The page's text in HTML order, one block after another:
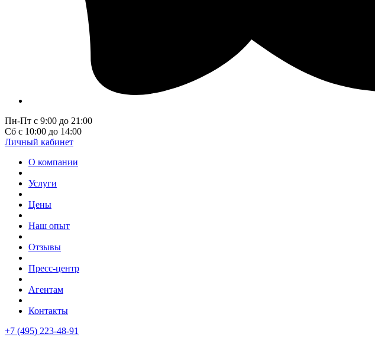
Пн-Пт с 9:00 до 21:00
Сб с 10:00 до 14:00
Личный кабинет
О компании
Услуги
Цены
Наш опыт
Отзывы
Пресс-центр
Агентам
Контакты
+7 (495) 223-48-91